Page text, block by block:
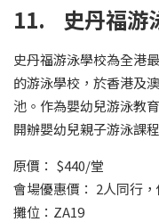
11. 史丹福游
史丹福游泳學校為全港
的游泳學校，於香港及
池。作為嬰幼兒游泳教
開辦嬰幼兒親子游泳課
原價： $440/堂
會場優惠價： 2人同行
攤位：ZA19